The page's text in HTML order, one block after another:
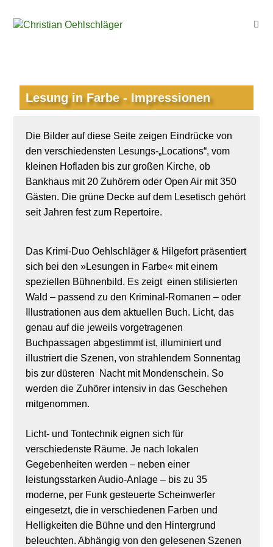
Lesung in Farbe - Impressionen
Die Bilder auf diese Seite zeigen Eindrücke von
den verschiedensten Lesungs-„Locations“, vom
kleinen Hofladen bis zur großen Kirche, ob
Bankhaus mit 20 Zuhörern oder Open Air mit 350
Gästen. Die grüne Decke auf dem Lesetisch gehört
seit Jahren fest zum Repertoire.
Das Krimi-Duo Oehlschläger & Hilgefort präsentiert
sich bei den »Lesungen in Farbe« mit einem
speziellen Bühnenbild. Es zeigt einen stilisierten
Wald – passend zu den Kriminal-Romanen – oder
Illustrationen aus dem aktuellen Buch. Licht, das
genau auf die jeweils vorgetragenen
Buchpassagen abgestimmt ist, illuminiert und
illustriert die Szenen, von strahlendem Sonnentag
bis zur düsteren Nacht mit Mondenschein. So
werden die Zuhörer intensiv in das Geschehen
mitgenommen.
Licht- und Tontechnik eignen sich für
verschiedenste Räume. Je nach lokalen
Gegebenheiten werden – neben einer
leistungsstarken Audio-Anlage – bis zu 35
moderne, per Funk gesteuerte Scheinwerfer
eingesetzt, die in verschiedenen Farben und
Helligkeiten die Bühne und den Hintergrund
beleuchten. Abhängig von den gelesenen Szenen